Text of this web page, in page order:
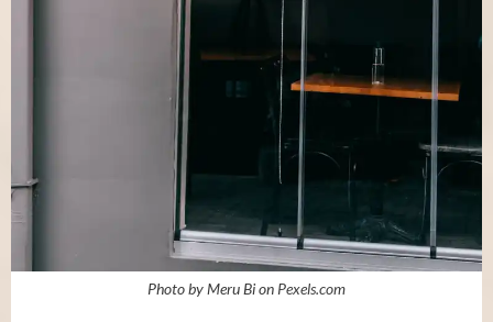
Photo by Meru Bi on Pexels.com